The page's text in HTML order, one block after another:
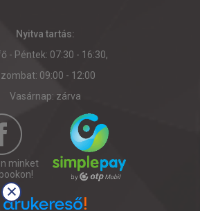
Nyitva tartás:
- Péntek: 07:30 - 16:30,
09:00 - 12:00
Vasárnap: zárva
minket